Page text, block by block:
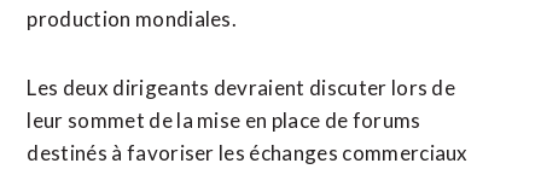
production mondiales.
Les deux dirigeants devraient discuter lors de
leur sommet de la mise en place de forums
destinés à favoriser les échanges commerciaux